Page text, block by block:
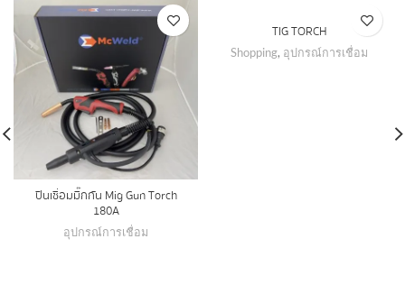
ปืนเชื่อมมิ๊กกัน Mig Gun Torch
180A
อุปกรณ์การเชื่อม
TIG TORCH
Shopping, อุปกรณ์การเชื่อม